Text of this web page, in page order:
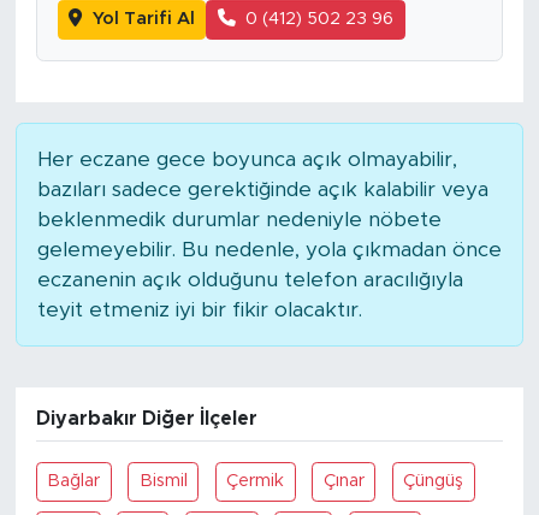
Yol Tarifi Al 0 (412) 502 23 96
Her eczane gece boyunca açık olmayabilir,
bazıları sadece gerektiğinde açık kalabilir veya
beklenmedik durumlar nedeniyle nöbete
gelemeyebilir. Bu nedenle, yola çıkmadan önce
eczanenin açık olduğunu telefon aracılığıyla
teyit etmeniz iyi bir fikir olacaktır.
Diyarbakır Diğer İlçeler
Bağlar Bismil Çermik Çınar Çüngüş